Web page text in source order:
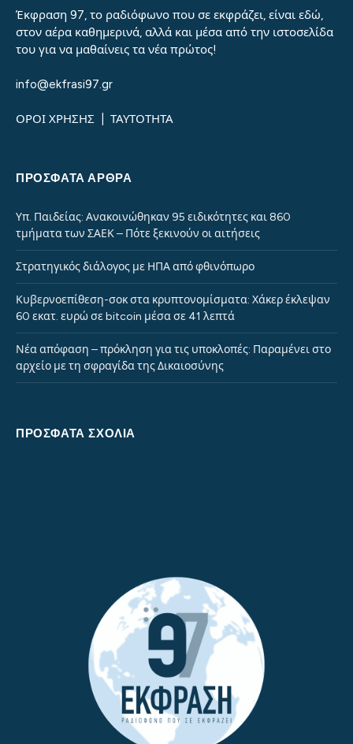
Έκφραση 97, το ραδιόφωνο που σε εκφράζει, είναι εδώ,
στον αέρα καθημερινά, αλλά και μέσα από την ιστοσελίδα
του για να μαθαίνεις τα νέα πρώτος!
info@ekfrasi97.gr
ΟΡΟΙ ΧΡΗΣΗΣ ΤΑΥΤΟΤΗΤΑ
ΠΡΌΣΦΑΤΑ ΆΡΘΡΑ
Υπ. Παιδείας: Ανακοινώθηκαν 95 ειδικότητες και 860
τμήματα των ΣΑΕΚ – Πότε ξεκινούν οι αιτήσεις
Στρατηγικός διάλογος με ΗΠΑ από φθινόπωρο
Κυβερνοεπίθεση-σοκ στα κρυπτονομίσματα: Χάκερ έκλεψαν
60 εκατ. ευρώ σε bitcoin μέσα σε 41 λεπτά
Νέα απόφαση – πρόκληση για τις υποκλοπές: Παραμένει στο
αρχείο με τη σφραγίδα της Δικαιοσύνης
ΠΡΌΣΦΑΤΑ ΣΧΌΛΙΑ